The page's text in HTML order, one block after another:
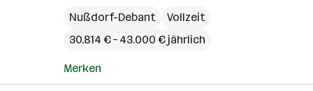
Nußdorf-Debant
Vollzeit
30.814 € – 43.000 € jährlich
Merken